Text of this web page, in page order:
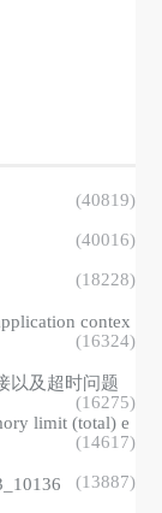
(40819)
(40016)
(18228)
contex
(16324)
以及超时问题
(16275)
limit (total) e
(14617)
(13887)